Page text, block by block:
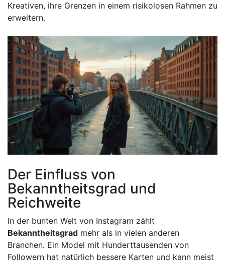
Kreativen, ihre Grenzen in einem risikolosen Rahmen zu
erweitern.
Der Einfluss von
Bekanntheitsgrad und
Reichweite
In der bunten Welt von Instagram zählt
Bekanntheitsgrad mehr als in vielen anderen
Branchen. Ein Model mit Hunderttausenden von
Followern hat natürlich bessere Karten und kann meist